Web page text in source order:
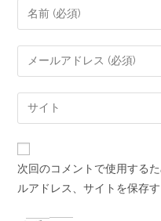
次回のコメントで使用する
ルアドレス、サイトを保存す